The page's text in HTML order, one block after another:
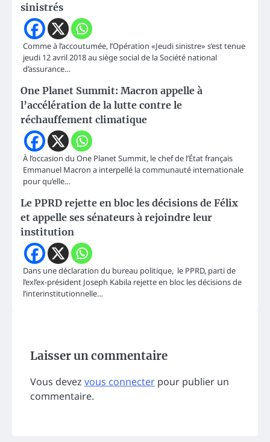
sinistrés
Comme à l’accoutumée, l’Opération «Jeudi sinistre» s’est tenue
jeudi 12 avril 2018 au siège social de la Société national
d’assurance…
One Planet Summit: Macron appelle à
l’accélération de la lutte contre le
réchauffement climatique
À l’occasion du One Planet Summit, le chef de l’État français
Emmanuel Macron a interpellé la communauté internationale
pour qu’elle…
Le PPRD rejette en bloc les décisions de Félix
et appelle ses sénateurs à rejoindre leur
institution
Dans une déclaration du bureau politique, le PPRD, parti de
l’exl’ex-président Joseph Kabila rejette en bloc les décisions de
l’interinstitutionnelle…
Laisser un commentaire
Vous devez vous connecter pour publier un
commentaire.